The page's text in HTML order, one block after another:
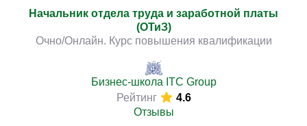
Начальник отдела труда и заработной платы
(ОТиЗ)
Очно/Онлайн. Курс повышения квалификации
Бизнес-школа ITC Group
Рейтинг
4.6
Отзывы